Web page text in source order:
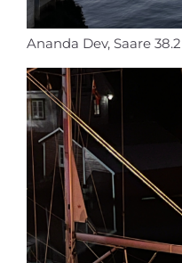
Ananda Dev, Saare